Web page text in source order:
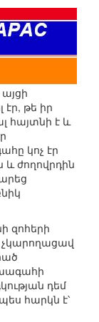
թե իր
հայտնի է և
կոչ էր
և ժողովրդին
զոհերի
դեմ
հարկն է՝